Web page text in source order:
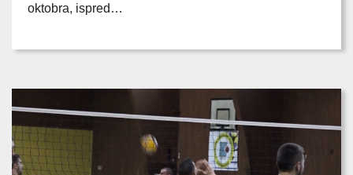
oktobra, ispred…